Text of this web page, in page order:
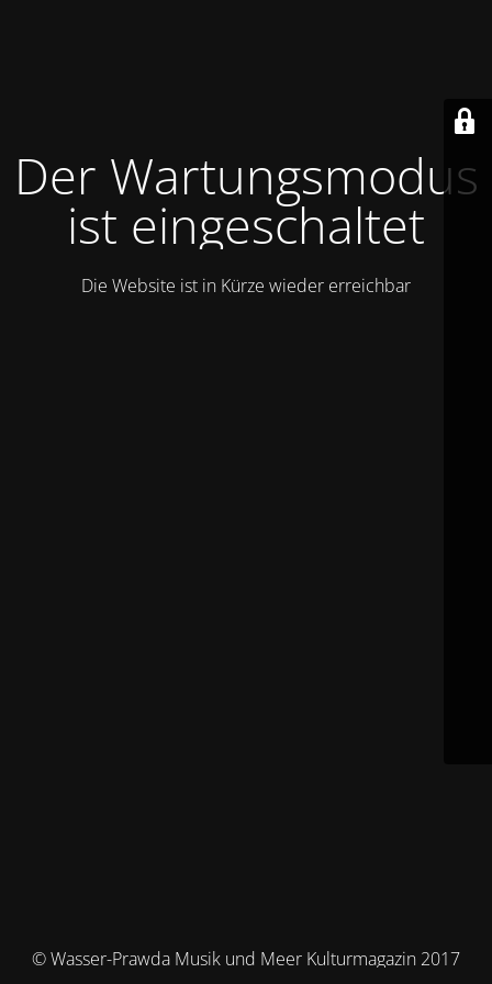
Der Wartungsmodus
ist eingeschaltet
Die Website ist in Kürze wieder erreichbar
© Wasser-Prawda Musik und Meer Kulturmagazin 2017